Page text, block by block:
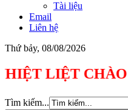
Tài liệu
Email
Liên hệ
Thứ bảy, 08/08/2026
LIỆT CHÀO
Tìm kiếm...